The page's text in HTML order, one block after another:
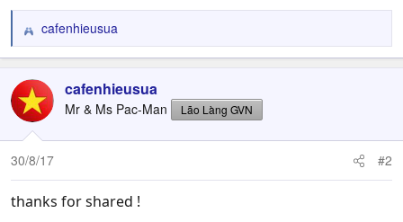
e
r
R
e
c
t
i
o
n
cafenhieusua
cafenhieusua
Mr & Ms Pac-Man Lão Làng GVN
30/8/17 #2
thanks for shared !